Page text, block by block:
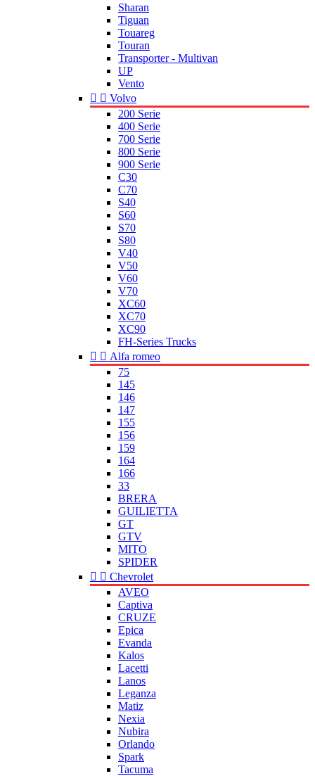
Sharan
Tiguan
Touareg
Touran
Transporter - Multivan
UP
Vento
  Volvo
200 Serie
400 Serie
700 Serie
800 Serie
900 Serie
C30
C70
S40
S60
S70
S80
V40
V50
V60
V70
XC60
XC70
XC90
FH-Series Trucks
  Alfa romeo
75
145
146
147
155
156
159
164
166
33
BRERA
GUILIETTA
GT
GTV
MITO
SPIDER
  Chevrolet
AVEO
Captiva
CRUZE
Epica
Evanda
Kalos
Lacetti
Lanos
Leganza
Matiz
Nexia
Nubira
Orlando
Spark
Tacuma